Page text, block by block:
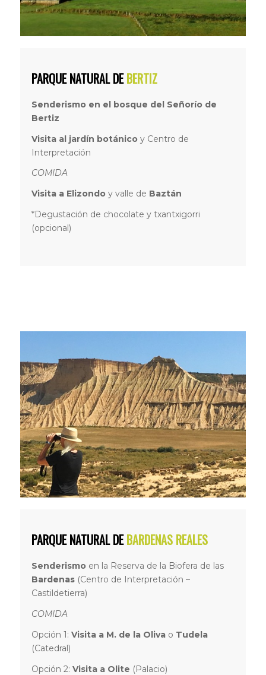
PARQUE NATURAL DEBERTIZ
Senderismo en el bosque del Señorío de
Bertiz
Visita al jardín botánico y Centro de
Interpretación
COMIDA
Visita a Elizondo y valle de Baztán
*Degustación de chocolate y txantxigorri
(opcional)
PARQUE NATURAL DEBARDENAS REALES
Senderismo en la Reserva de la Biofera de las
Bardenas(Centro de Interpretación –
Castildetierra)
COMIDA
Opción 1: Visita a M. de la Oliva o Tudela
(Catedral)
Opción 2: Visita a Olite (Palacio)